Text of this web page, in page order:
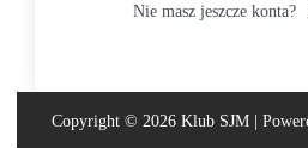
Nie masz jeszcze konta?
Copyright © 2026 Klub SJM |